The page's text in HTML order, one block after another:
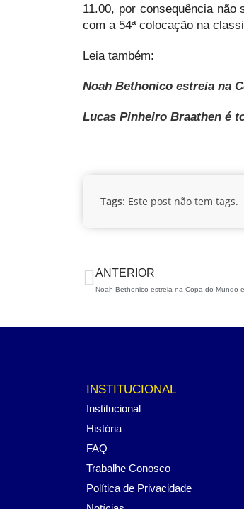
11.00, por consequência
com a 54ª colocação na
Leia também:
Noah Bethonico estreia na
Lucas Pinheiro Braathen é
Tags: Este post não tem tags.
ANTERIOR
Noah Bethonico estreia na Copa do Mundo
INSTITUCIONAL
Institucional
História
FAQ
Trabalhe Conosco
Política de Privacidade